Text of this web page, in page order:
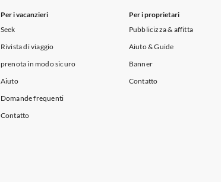
Per i vacanzieri
Seek
Rivista di viaggio
prenota in modo sicuro
Aiuto
Domande frequenti
Contatto
Per i proprietari
Pubblicizza & affitta
Aiuto & Guide
Banner
Contatto